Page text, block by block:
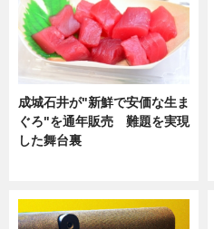
成城石井が"新鮮で安価な生ま
ぐろ"を通年販売 難題を実現
した舞台裏